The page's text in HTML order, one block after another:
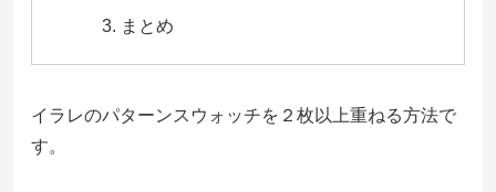
まとめ
イラレのパターンスウォッチを２枚以上重ねる方法で
す。